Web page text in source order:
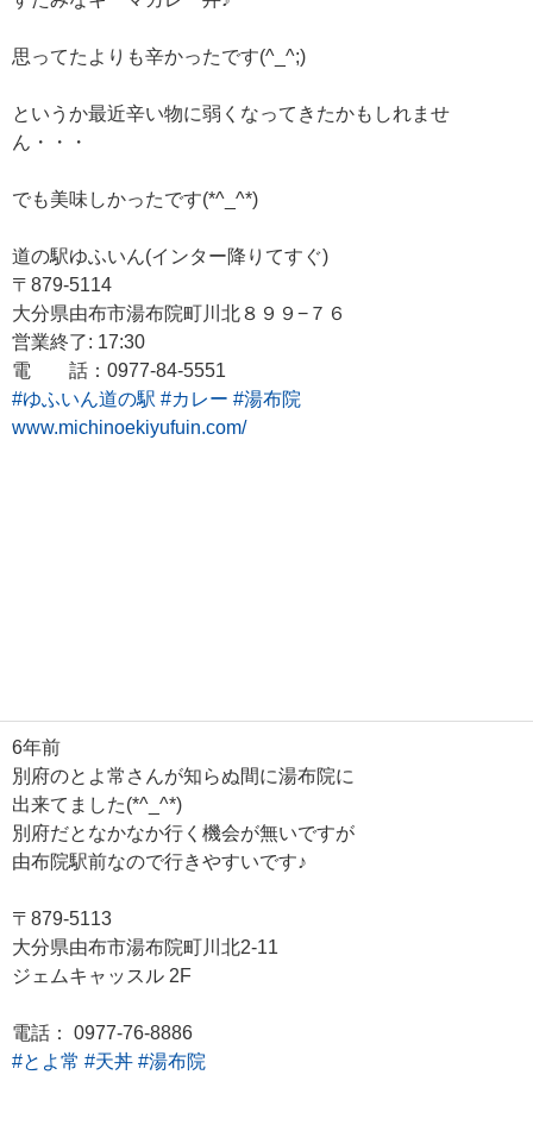
思ってたよりも辛かったです(^_^;)
というか最近辛い物に弱くなってきたかもしれませ
ん・・・
でも美味しかったです(*^_^*)
道の駅ゆふいん(インター降りてすぐ)
〒879-5114
大分県由布市湯布院町川北８９９−７６
営業終了: 17:30
電 話：0977-84-5551
#ゆふいん道の駅 #カレー #湯布院
www.michinoekiyufuin.com/
6年前
別府のとよ常さんが知らぬ間に湯布院に
出来てました(*^_^*)
別府だとなかなか行く機会が無いですが
由布院駅前なので行きやすいです♪
〒879-5113
大分県由布市湯布院町川北2-11
ジェムキャッスル 2F
電話： 0977-76-8886
#とよ常 #天丼 #湯布院